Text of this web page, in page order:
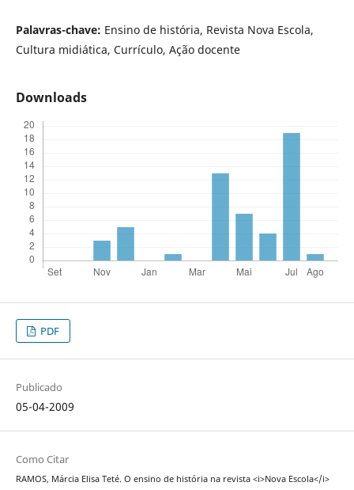
Palavras-chave: Ensino de história, Revista Nova Escola,
Cultura midiática, Currículo, Ação docente
Downloads
PDF
Publicado
05-04-2009
Como Citar
RAMOS, Márcia Elisa Teté. O ensino de história na revista <i>Nova Escola</i>